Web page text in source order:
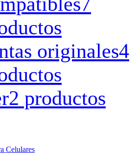
originales4
2 productos
Celulares